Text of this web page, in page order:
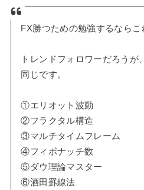
FX勝つための勉強するならこ
トレンドフォロワーだろうが
同じです。
①エリオット波動
②フラクタル構造
③マルチタイムフレーム
④フィボナッチ数
⑤ダウ理論マスター
⑥酒田罫線法